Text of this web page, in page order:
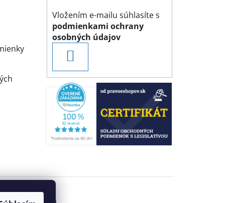
Vložením e-mailu súhlasíte s
podmienkami ochrany
osobných údajov
SA